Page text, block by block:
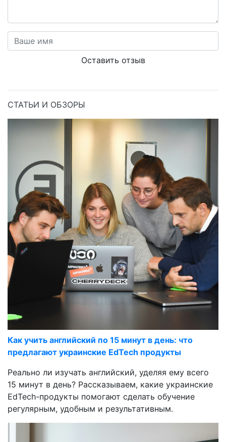
Оставить отзыв
СТАТЬИ И ОБЗОРЫ
Как учить английский по 15 минут в день: что
предлагают украинские EdTech продукты
Реально ли изучать английский, уделяя ему всего
15 минут в день? Рассказываем, какие украинские
EdTech-продукты помогают сделать обучение
регулярным, удобным и результативным.